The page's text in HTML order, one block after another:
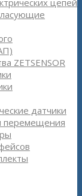
цепей
ZETSENSOR
датчики
перемещения